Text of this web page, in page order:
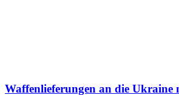
Waffenlieferungen an die Ukraine